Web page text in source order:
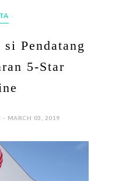
Pendatang
5-Star
- MARCH 03, 2019